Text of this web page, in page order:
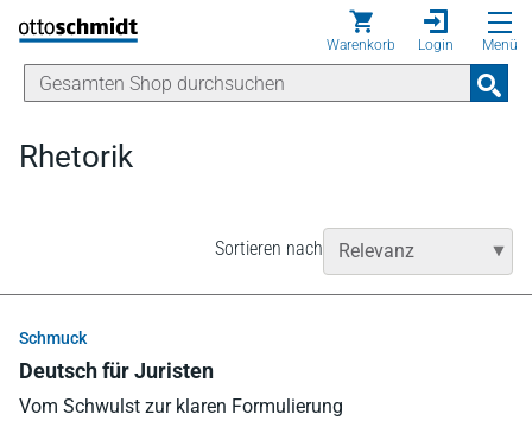
Direkt zum Inhalt
Warenkorb Login Menü
Rhetorik
Sortieren nach
Schmuck
Deutsch für Juristen
Vom Schwulst zur klaren Formulierung